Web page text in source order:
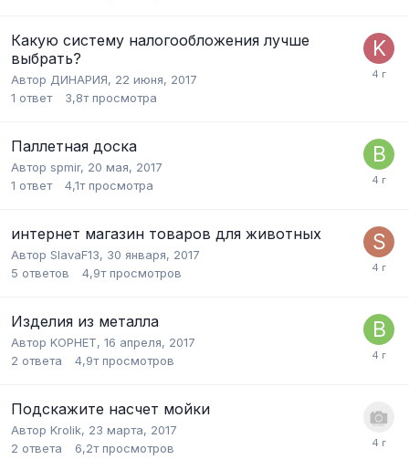
Какую систему налогообложения лучше
выбрать?
Автор ДИНАРИЯ, 22 июня, 2017
1 ответ 3,8т просмотра
Паллетная доска
Автор spmir, 20 мая, 2017
1 ответ 4,1т просмотра
интернет магазин товаров для животных
Автор SlavaF13, 30 января, 2017
5 ответов 4,9т просмотров
Изделия из металла
Автор KOPHET, 16 апреля, 2017
2 ответа 4,9т просмотров
Подскажите насчет мойки
Автор Krolik, 23 марта, 2017
2 ответа 6,2т просмотров